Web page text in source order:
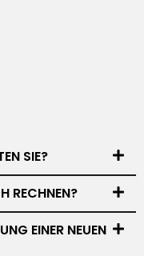
SIE?
RECHNEN?
EINER NEUEN